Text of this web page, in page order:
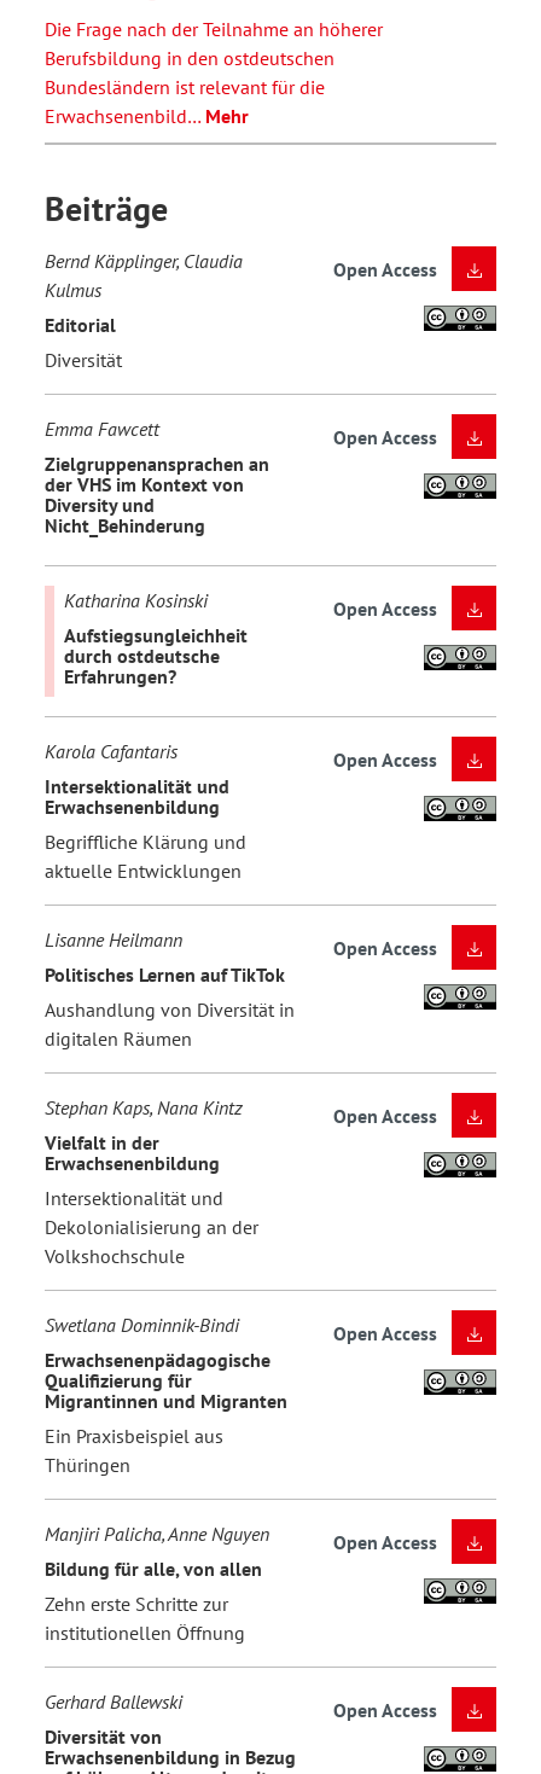
Die Frage nach der Teilnahme an höherer
Berufsbildung in den ostdeutschen
Bundesländern ist relevant für die
Erwachsenenbild… Mehr
Beiträge
Bernd Käpplinger, Claudia
Kulmus
Editorial
Diversität
Open Access
Emma Fawcett
Zielgruppenansprachen an
der VHS im Kontext von
Diversity und
Nicht_Behinderung
Open Access
Katharina Kosinski
Aufstiegsungleichheit
durch ostdeutsche
Erfahrungen?
Open Access
Karola Cafantaris
Intersektionalität und
Erwachsenenbildung
Begriffliche Klärung und
aktuelle Entwicklungen
Open Access
Lisanne Heilmann
Politisches Lernen auf TikTok
Aushandlung von Diversität in
digitalen Räumen
Open Access
Stephan Kaps, Nana Kintz
Vielfalt in der
Erwachsenenbildung
Intersektionalität und
Dekolonialisierung an der
Volkshochschule
Open Access
Swetlana Dominnik-Bindi
Erwachsenenpädagogische
Qualifizierung für
Migrantinnen und Migranten
Ein Praxisbeispiel aus
Thüringen
Open Access
Manjiri Palicha, Anne Nguyen
Bildung für alle, von allen
Zehn erste Schritte zur
institutionellen Öffnung
Open Access
Gerhard Ballewski
Diversität von
Erwachsenenbildung in Bezug
Open Access